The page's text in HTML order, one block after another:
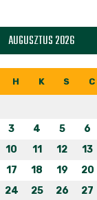
AUGUSZTUS 2026
H K S C
3
4 5 6
10
11 12 13
17
18 19 20
24
25 26 27